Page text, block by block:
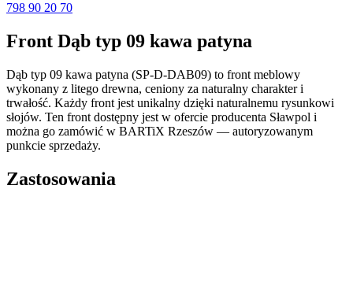
798 90 20 70
Front Dąb typ 09 kawa patyna
Dąb typ 09 kawa patyna (SP-D-DAB09) to front meblowy
wykonany z litego drewna, ceniony za naturalny charakter i
trwałość. Każdy front jest unikalny dzięki naturalnemu rysunkowi
słojów. Ten front dostępny jest w ofercie producenta Sławpol i
można go zamówić w BARTiX Rzeszów — autoryzowanym
punkcie sprzedaży.
Zastosowania